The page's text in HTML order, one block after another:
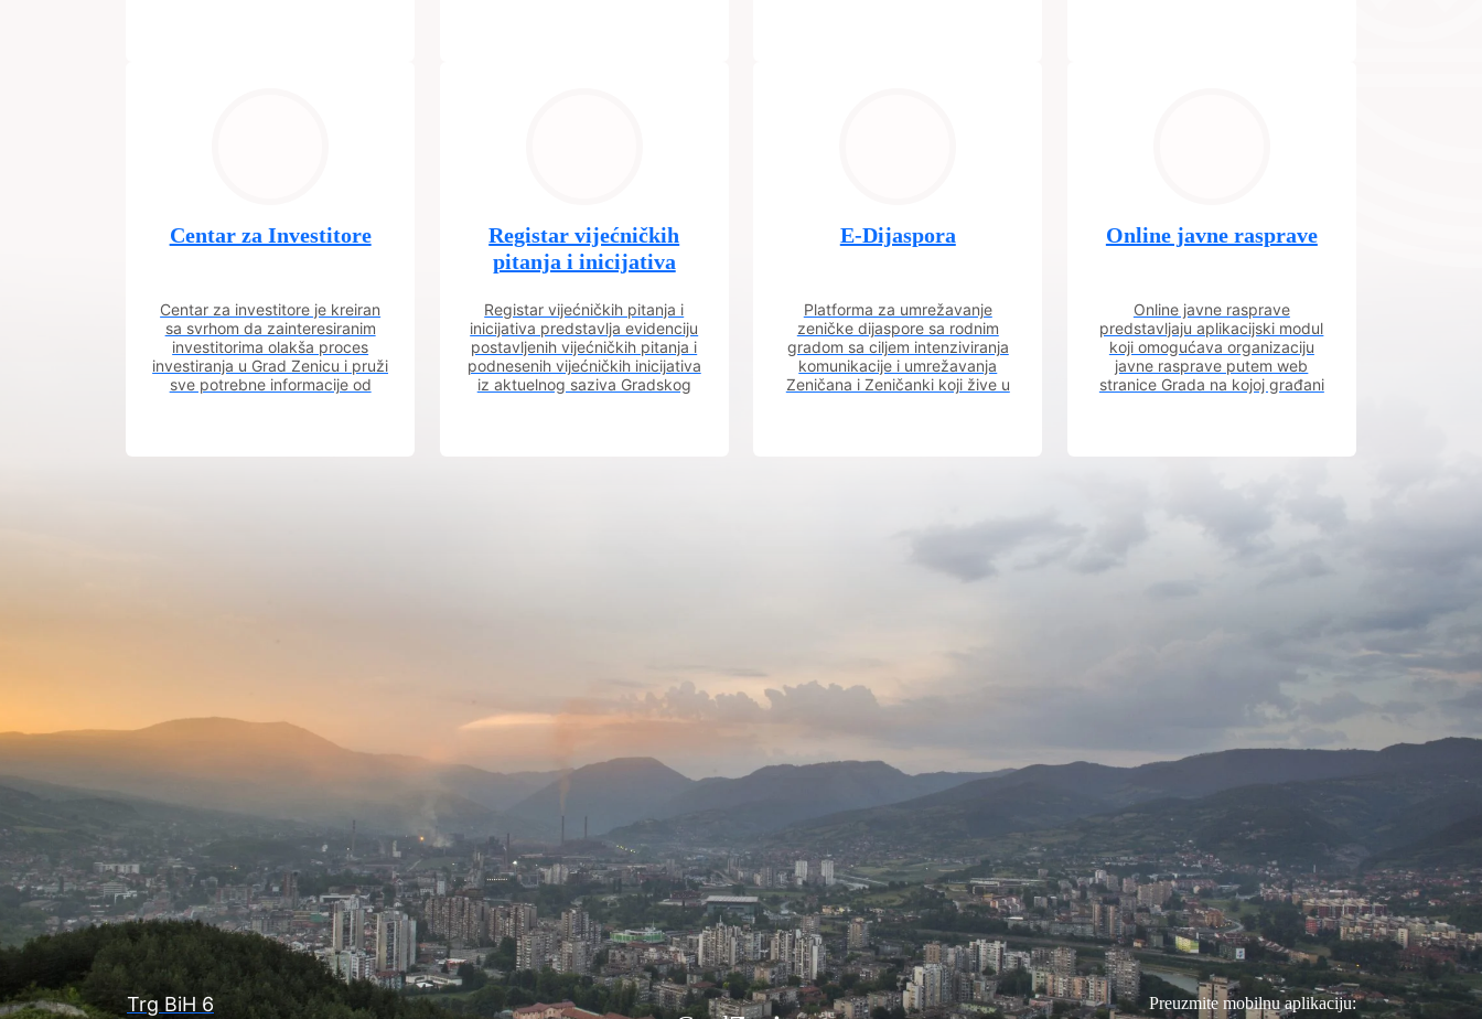
Centar za Investitore
Centar za investitore je kreiran
sa svrhom da zainteresiranim
investitorima olakša proces
investiranja u Grad Zenicu i pruži
sve potrebne informacije od
Registar vijećničkih
pitanja i inicijativa
Registar vijećničkih pitanja i
inicijativa predstavlja evidenciju
postavljenih vijećničkih pitanja i
podnesenih vijećničkih inicijativa
iz aktuelnog saziva Gradskog
E-Dijaspora
Platforma za umrežavanje
zeničke dijaspore sa rodnim
gradom sa ciljem intenziviranja
komunikacije i umrežavanja
Zeničana i Zeničanki koji žive u
Online javne rasprave
Online javne rasprave
predstavljaju aplikacijski modul
koji omogućava organizaciju
javne rasprave putem web
stranice Grada na kojoj građani
Trg BiH 6 Preuzmite mobilnu aplikaciju: